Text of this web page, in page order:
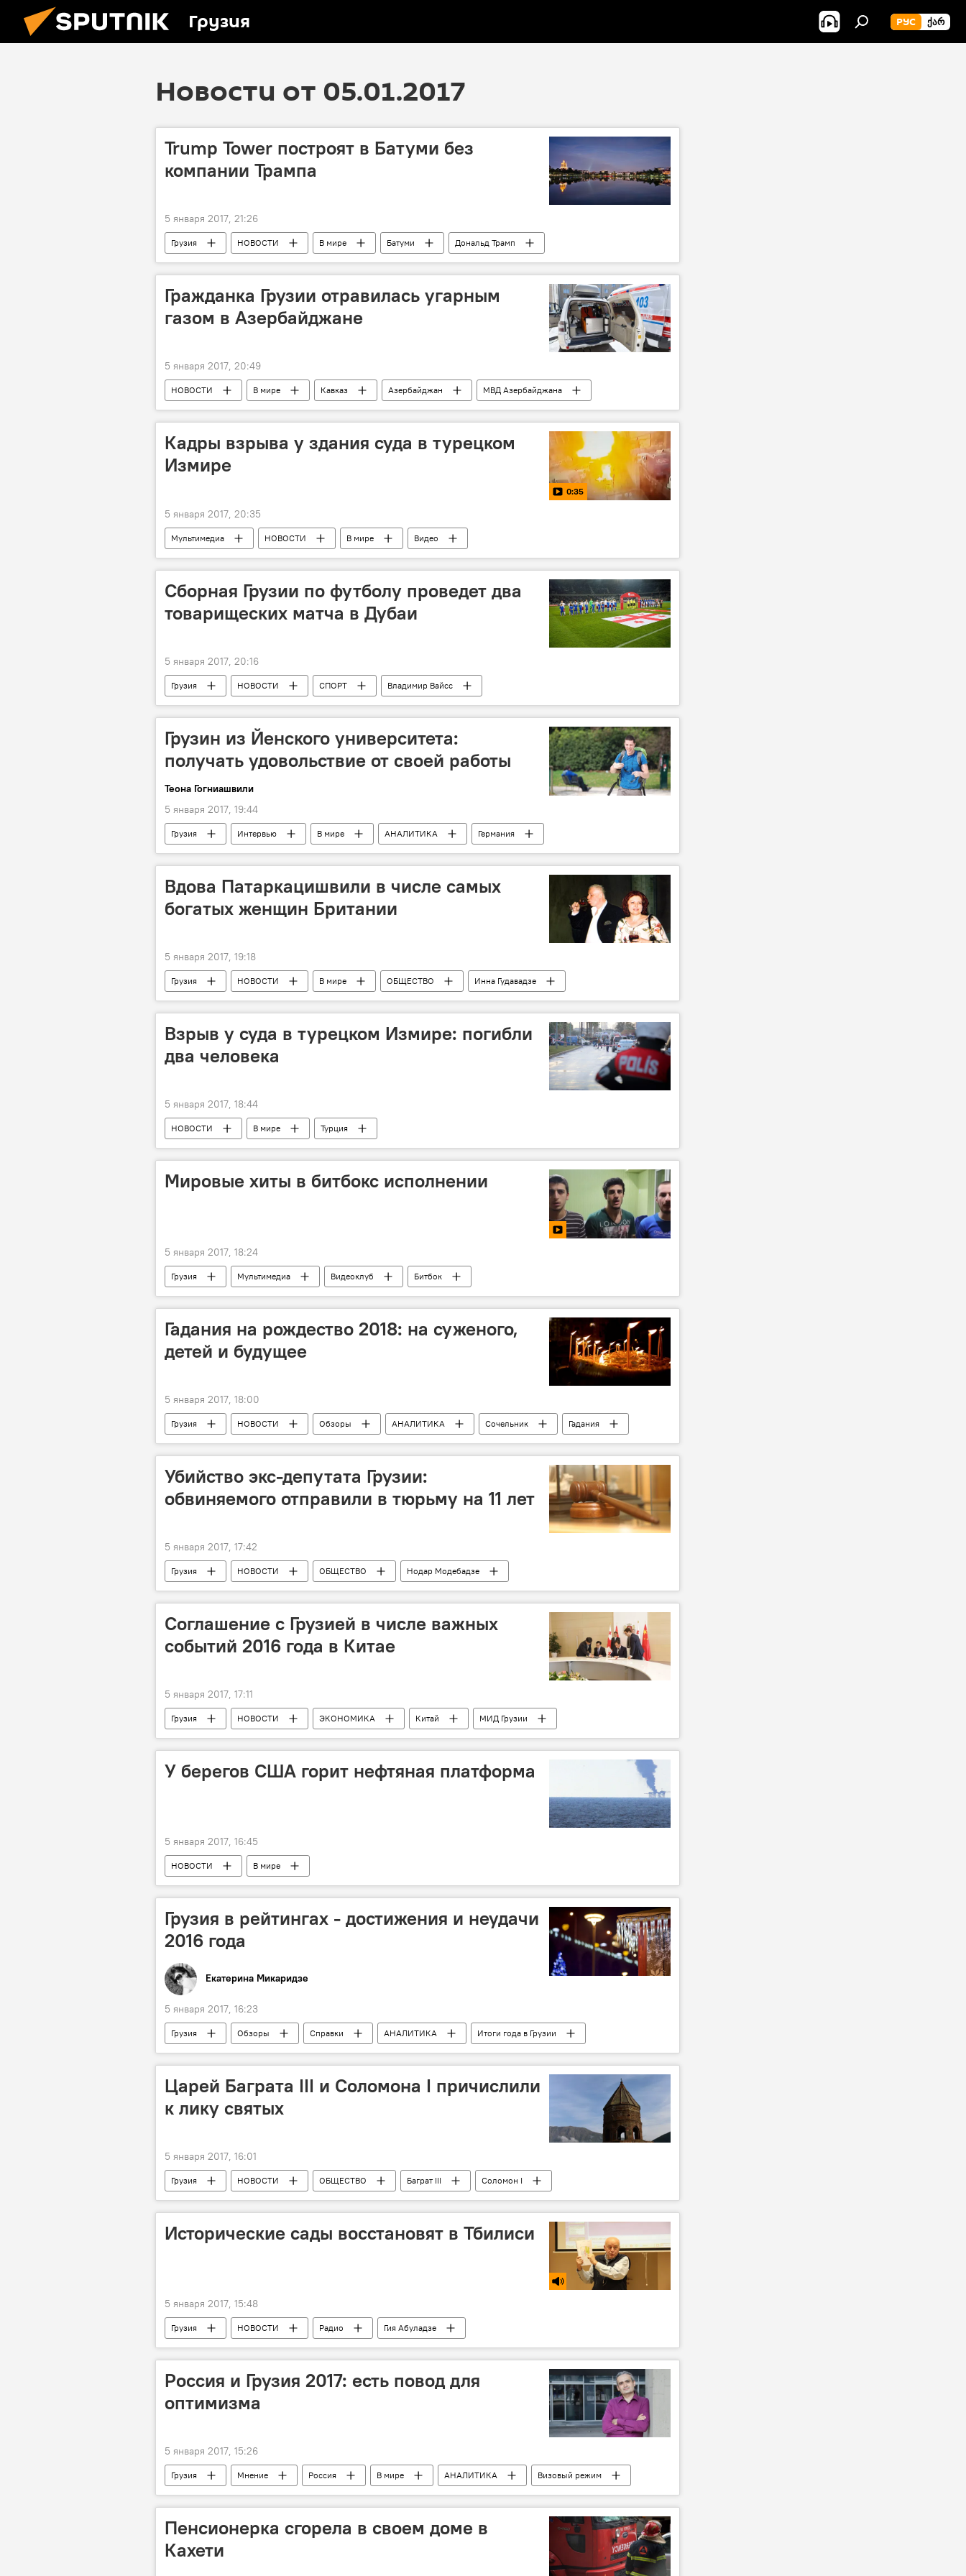
Грузия РУС ᲥᲐᲠ
Новости от 05.01.2017
Trump Tower построят в Батуми без
компании Трампа
5 января 2017, 21:26
Грузия НОВОСТИ В мире Батуми Дональд Трамп
Гражданка Грузии отравилась угарным
газом в Азербайджане
5 января 2017, 20:49
НОВОСТИ В мире Кавказ Азербайджан МВД Азербайджана
Кадры взрыва у здания суда в турецком
Измире
0:35
5 января 2017, 20:35
Мультимедиа НОВОСТИ В мире Видео
Сборная Грузии по футболу проведет два
товарищеских матча в Дубаи
5 января 2017, 20:16
Грузия НОВОСТИ СПОРТ
Владимир Вайсс
Отборочные матчи к ЧМ-2018
Грузин из Йенского университета:
получать удовольствие от своей работы
Теона Гогниашвили
5 января 2017, 19:44
Грузия Интервью В мире АНАЛИТИКА
Германия
Грузины за рубежом
Вдова Патаркацишвили в числе самых
богатых женщин Британии
5 января 2017, 19:18
Грузия НОВОСТИ В мире ОБЩЕСТВО
Инна Гудавадзе
Бадри Патаркацишвили
Взрыв у суда в турецком Измире: погибли
два человека
5 января 2017, 18:44
НОВОСТИ В мире Турция
Мировые хиты в битбокс исполнении
5 января 2017, 18:24
Грузия Мультимедиа Видеоклуб Битбок
Гадания на рождество 2018: на суженого,
детей и будущее
5 января 2017, 18:00
Грузия НОВОСТИ Обзоры АНАЛИТИКА Сочельник Гадания
Убийство экс-депутата Грузии:
обвиняемого отправили в тюрьму на 11 лет
5 января 2017, 17:42
Грузия НОВОСТИ ОБЩЕСТВО
Нодар Модебадзе
Автандил Заалишвили
Телавский районный суд Главная прокуратура Грузии
Соглашение с Грузией в числе важных
событий 2016 года в Китае
5 января 2017, 17:11
Грузия НОВОСТИ ЭКОНОМИКА Китай МИД Грузии
У берегов США горит нефтяная платформа
5 января 2017, 16:45
НОВОСТИ В мире
Грузия в рейтингах - достижения и неудачи
2016 года
Екатерина Микаридзе
5 января 2017, 16:23
Грузия Обзоры Справки АНАЛИТИКА
Итоги года в Грузии
Грузия в мировых рейтингах
Царей Баграта III и Соломона I причислили
к лику святых
5 января 2017, 16:01
Грузия НОВОСТИ ОБЩЕСТВО Баграт III
Соломон I
ТВ "Эртсуловнеба"
Исторические сады восстановят в Тбилиси
5 января 2017, 15:48
Грузия НОВОСТИ Радио Гия Абуладзе
Россия и Грузия 2017: есть повод для
оптимизма
5 января 2017, 15:26
Грузия Мнение Россия В мире АНАЛИТИКА
Визовый режим
Грузино-российские отношения
Пенсионерка сгорела в своем доме в
Кахети